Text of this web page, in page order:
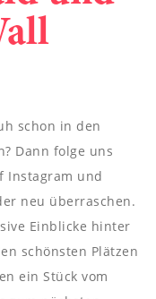
schon in den
Dann folge uns
Instagram und
neu überraschen.
Einblicke hinter
schönsten Plätzen
ein Stück vom